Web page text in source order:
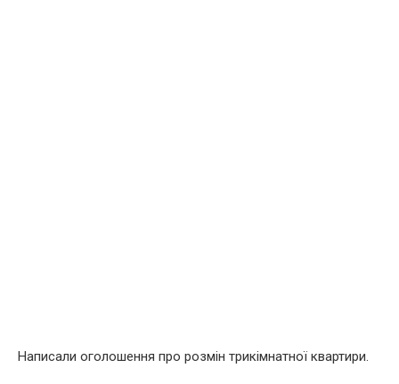
Написали оголошення про розмін трикімнатної квартири.